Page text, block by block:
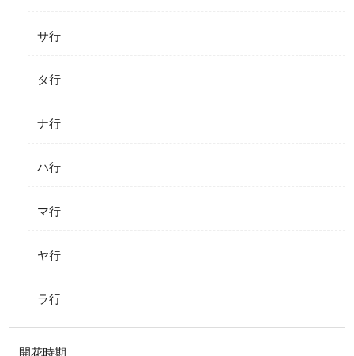
サ行
タ行
ナ行
ハ行
マ行
ヤ行
ラ行
開花時期